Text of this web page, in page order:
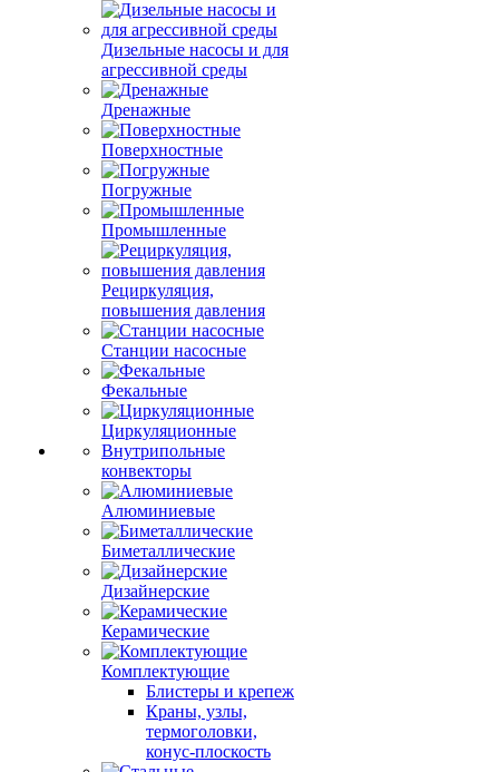
Дизельные насосы и для
агрессивной среды
Дренажные
Поверхностные
Погружные
Промышленные
Рециркуляция,
повышения давления
Станции насосные
Фекальные
Циркуляционные
Внутрипольные
конвекторы
Алюминиевые
Биметаллические
Дизайнерские
Керамические
Комплектующие
Блистеры и крепеж
Краны, узлы,
термоголовки,
конус-плоскость